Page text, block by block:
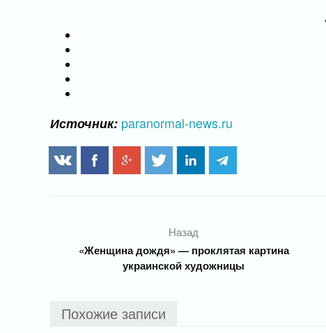
Источник: paranormal-news.ru
Назад
«Женщина дождя» — проклятая картина
украинской художницы
Похожие записи